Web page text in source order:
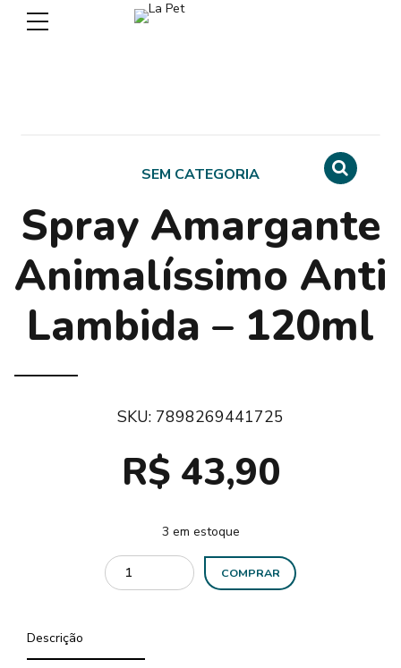
SEM CATEGORIA
Spray Amargante
Animalíssimo Anti
Lambida – 120ml
SKU: 7898269441725
R$43,90
3 em estoque
COMPRAR
Descrição